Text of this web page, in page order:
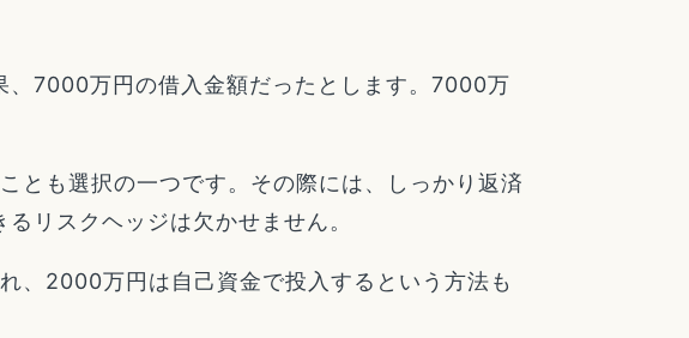
、7000万円の借入金額だったとします。7000万
とも選択の一つです。その際には、しっかり返済
リスクヘッジは欠かせません。
、2000万円は自己資金で投入するという方法も